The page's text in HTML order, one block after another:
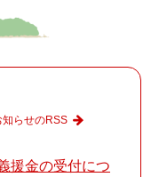
援金の受付につ
らせのRSS